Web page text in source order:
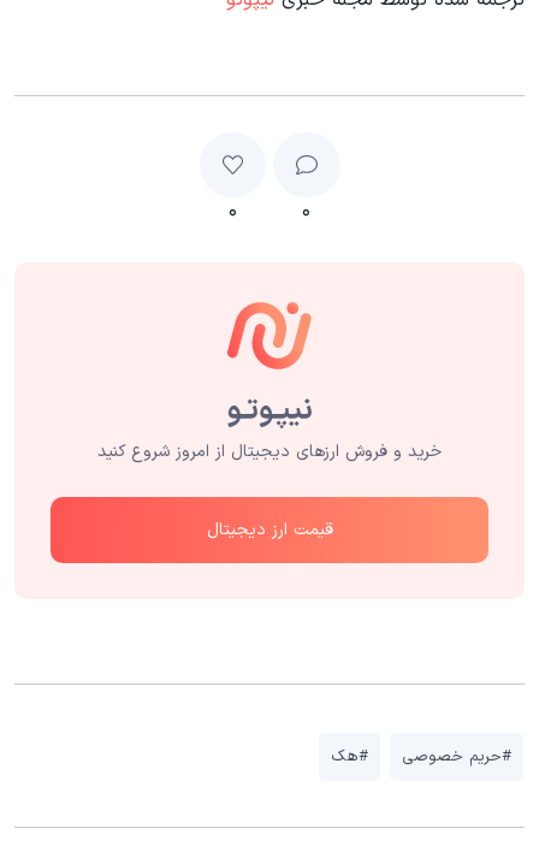
۰ ۰
خرید و فروش ارزهای دیجیتال از امروز شروع کنید
قیمت ارز دیجیتال
#حریم خصوصی #هک